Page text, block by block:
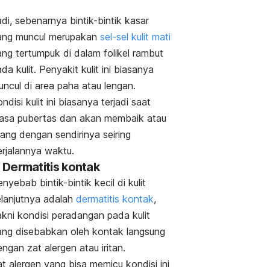
sebenarnya bintik-bintik kasar
muncul merupakan sel-sel kulit mati
tertumpuk di dalam folikel rambut
kulit. Penyakit kulit ini biasanya
di area paha atau lengan.
kulit ini biasanya terjadi saat
pubertas dan akan membaik atau
dengan sendirinya seiring
waktu.
Dermatitis kontak
bintik-bintik kecil di kulit
adalah dermatitis kontak,
kondisi peradangan pada kulit
disebabkan oleh kontak langsung
zat alergen atau iritan.
alergen yang bisa memicu kondisi ini